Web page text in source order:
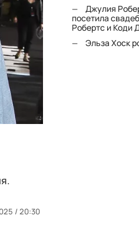
/ 20:30
Джулия
посетила
Робертс и Коди
Эльза Хоск